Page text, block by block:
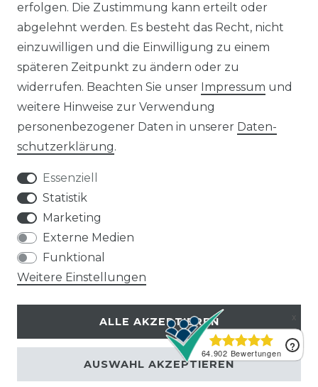
NEXA 2000
10 kW PV-Anlage mit Speicher
8 kWp Solaranlagen
15 kWp Solaranlagen
20 kWp Solaranlagen
25 kWp Solaranlagen
30 kWp Solaranlagen
Klimaanlagen
Klimaanlagen
Split Sets
Klimaanlagen
ÜBER UNS
ImpressumWiderrufDatenschutz AGB Kontakt
© Copyright 2026 | Alle Rechte vorbehalten.
erfolgen. Die Zustimmung kann erteilt oder
abgelehnt werden. Es besteht das Recht, nicht
einzuwilligen und die Einwilligung zu einem
späteren Zeitpunkt zu ändern oder zu
widerrufen. Beachten Sie unser Impressum und
weitere Hinweise zur Verwendung
personenbezogener Daten in unserer Daten­
schutz­erklärung.
Essenziell
Statistik
Marketing
Externe Medien
Funktional
Weitere Einstellungen
ALLE AKZEPTIEREN
AUSWAHL AKZEPTIEREN